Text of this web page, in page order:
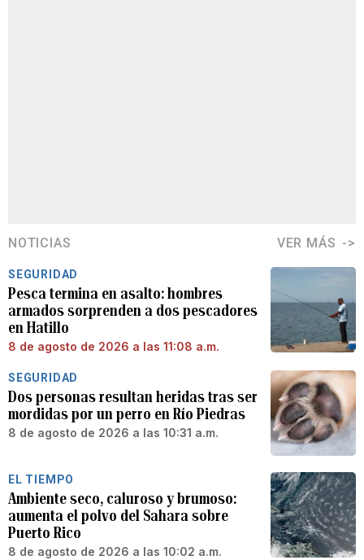
NOTICIAS VER MÁS
SEGURIDAD
Pesca termina en asalto: hombres
armados sorprenden a dos pescadores
en Hatillo
8 de agosto de 2026 a las 11:08 a.m.
SEGURIDAD
Dos personas resultan heridas tras ser
mordidas por un perro en Río Piedras
8 de agosto de 2026 a las 10:31 a.m.
EL TIEMPO
Ambiente seco, caluroso y brumoso:
aumenta el polvo del Sahara sobre
Puerto Rico
8 de agosto de 2026 a las 10:02 a.m.